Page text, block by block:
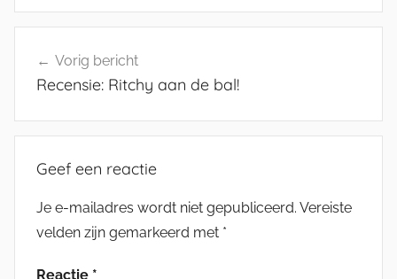
navigatie
Vorig bericht
Recensie: Ritchy aan de bal!
Geef een reactie
Je e-mailadres wordt niet gepubliceerd. Vereiste
velden zijn gemarkeerd met *
Reactie *